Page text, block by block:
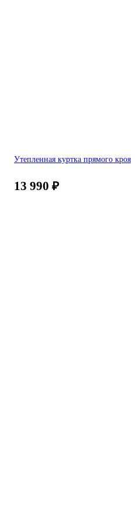
Утепленная куртка прямого кроя
13 990 ₽